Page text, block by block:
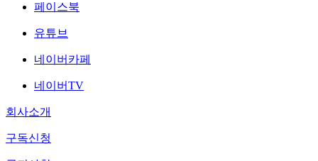
페이스북
유튜브
네이버카페
네이버TV
회사소개
구독신청